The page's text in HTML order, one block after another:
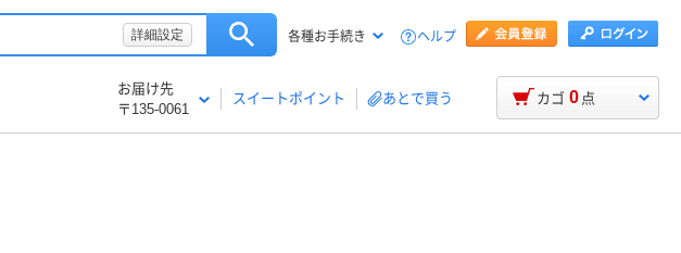
詳細設定 各種お手続き ヘルプ
お届け先
〒135-0061
スイートポイント あとで買う カゴ 0 点